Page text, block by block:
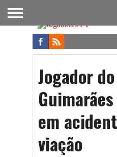
FUTEBOL
NACIONAL
FUTEBOL
INTERNACIONAL
NOTÍCIAS
ONDE
ASSISTIR
FUTEBOL
NA TV
APOSTAS
Jogador
em
viação